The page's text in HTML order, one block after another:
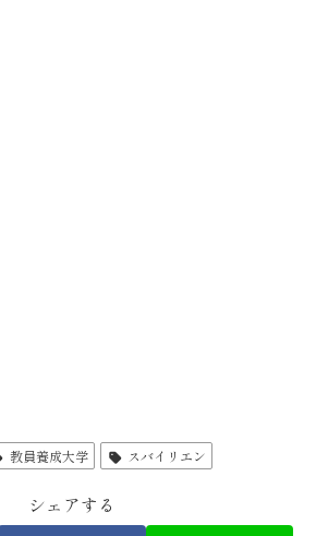
教員養成大学 スバイリエン
シェアする